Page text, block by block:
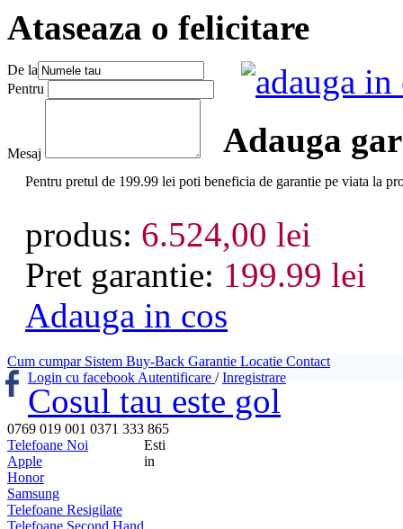
Ataseaza o felicitare
De la
Pentru
Mesaj
adauga in
Adauga
Pentru pretul de 199.99 lei poti beneficia de garantie pe viata la
produs: 6.524,00 lei
Pret garantie: 199.99 lei
Adauga in cos
Cum cumpar Sistem Buy-Back Garantie Locatie Contact
Login cu facebook Autentificare /Inregistrare
Cosul tau este gol
0769 019 001 0371 333 865
Telefoane Noi
Apple
Honor
Samsung
Telefoane Resigilate
Telefoane Second Hand
Esti
in